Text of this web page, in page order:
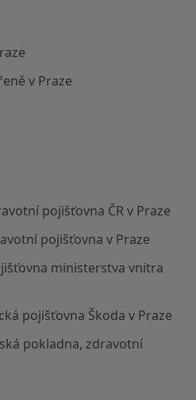
v Praze
pojišťovna ČR v Praze
pojišťovna v Praze
ministerstva vnitra
pojišťovna Škoda v Praze
pokladna, zdravotní